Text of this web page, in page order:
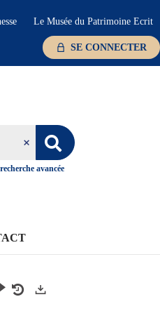
Le Musée du Patrimoine Ecrit
SE CONNECTER
recherche avancée